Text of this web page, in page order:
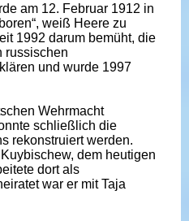
am 12. Februar 1912 in
weiß Heere zu
1992 darum bemüht, die
russischen
und wurde 1997
Wehrmacht
schließlich die
rekonstruiert werden.
dem heutigen
dort als
war er mit Taja